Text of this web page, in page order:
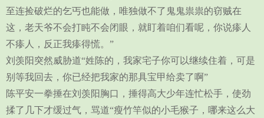
至连捡破烂的乞丐也能做，唯独做不了鬼鬼祟祟的窃贼在
这，老天爷不会打盹不会闭眼，就盯着咱们看呢，你说瘆人
不瘆人，反正我瘆得慌。”
刘羡阳突然威胁道“姓陈的，我家宅子你可以继续住着，可是
别等我回去，你已经把我家的那具宝甲给卖了啊”
陈平安一拳捶在刘羡阳胸口，捶得高大少年连忙松手，使劲
揉了几下才缓过气，骂道“瘦竹竿似的小毛猴子，哪来这么大